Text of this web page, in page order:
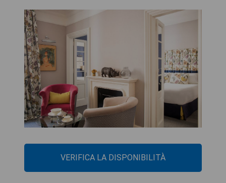
VERIFICA LA DISPONIBILITÀ